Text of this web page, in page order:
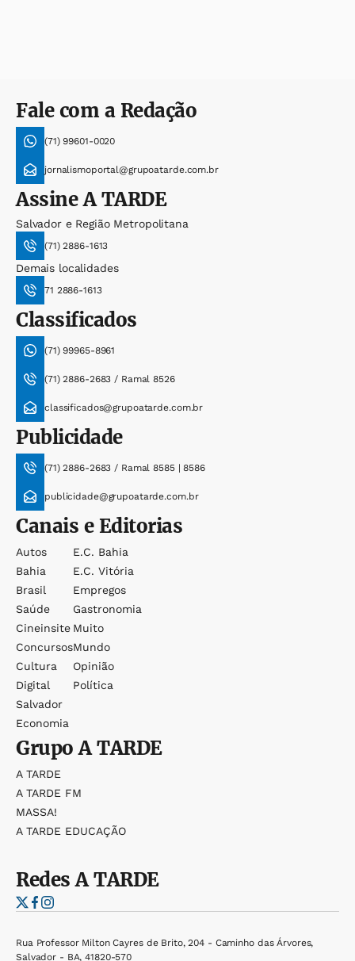
Fale com a Redação
(71) 99601-0020
jornalismoportal@grupoatarde.com.br
AssineA TARDE
Salvador e Região Metropolitana
(71) 2886-1613
Demais localidades
71 2886-1613
Classificados
(71) 99965-8961
(71) 2886-2683 / Ramal 8526
classificados@grupoatarde.com.br
Publicidade
(71) 2886-2683 / Ramal 8585 | 8586
publicidade@grupoatarde.com.br
Canais e Editorias
Autos
Bahia
Brasil
Saúde
Cineinsite
Concursos
Cultura
Digital
Salvador
Economia
E.c. Bahia
E.c. Vitória
Empregos
Gastronomia
Muito
Mundo
Opinião
Política
GrupoA TARDE
A TARDE
A TARDE FM
MASSA!
A TARDE EDUCAÇÃO
RedesA TARDE
Rua Professor Milton Cayres de Brito, 204 - Caminho das Árvores,
Salvador - BA, 41820-570